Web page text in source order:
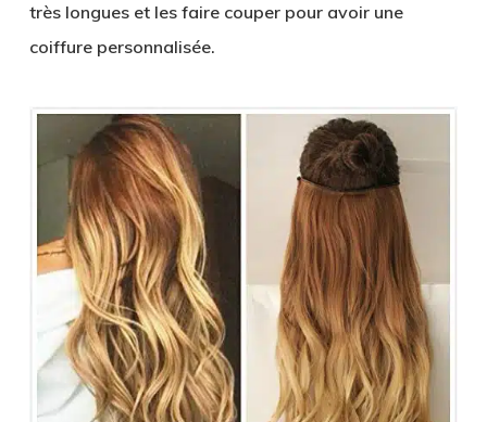
très longues et les faire couper pour avoir une
coiffure personnalisée.